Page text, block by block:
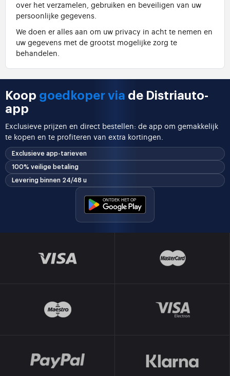
over het verzamelen, gebruiken en beveiligen van uw
persoonlijke gegevens.
We doen er alles aan om uw privacy in acht te nemen en
uw gegevens met de grootst mogelijke zorg te
behandelen.
Koop goedkoper via de Distriauto-
app
Exclusieve prijzen en direct bestellen: de app om gemakkelijk
te kopen en te profiteren van extra kortingen.
Exclusieve app-tarieven
100% veilige betaling
Levering binnen 24/48 u